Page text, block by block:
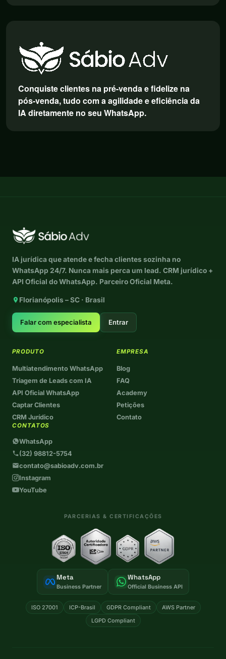
Conquiste clientes na pré-venda e fidelize na
pós-venda, tudo com a agilidade e eficiência da
IA diretamente no seu WhatsApp.
IA jurídica que atende e fecha clientes sozinha no
WhatsApp 24/7. Nunca mais perca um lead. CRM jurídico +
API Oficial do WhatsApp. Parceiro Oficial Meta.
Florianópolis – SC · Brasil
Falar com especialista Entrar
PARCERIAS & CERTIFICAÇÕES
Meta
Business Partner
WhatsApp
Official Business API
ISO 27001 ICP-Brasil GDPR Compliant
AWS Partner
LGPD Compliant
PRODUTO
Multiatendimento WhatsApp
Triagem de Leads com IA
API Oficial WhatsApp
Captar Clientes
CRM Jurídico
EMPRESA
Blog
FAQ
Academy
Petições
Contato
CONTATOS
WhatsApp
(32) 98812-5754
contato@sabioadv.com.br
Instagram
YouTube